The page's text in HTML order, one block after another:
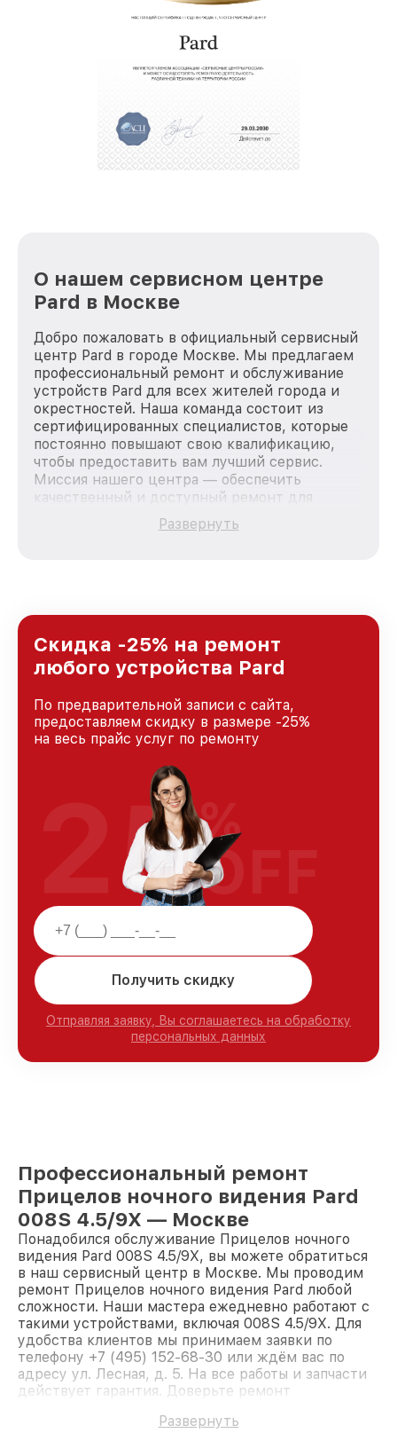
О нашем сервисном центре
Pard в Москве
Добро пожаловать в официальный сервисный
центр Pard в городе Москве. Мы предлагаем
профессиональный ремонт и обслуживание
устройств Pard для всех жителей города и
окрестностей. Наша команда состоит из
сертифицированных специалистов, которые
постоянно повышают свою квалификацию,
чтобы предоставить вам лучший сервис.
Миссия нашего центра — обеспечить
качественный и доступный ремонт для
каждого пользователя продукции Pard, вне
зависимости от сложности поломки. Мы
и лояльности наших клиентов.
Развернуть
Скидка -25% на ремонт
любого устройства Pard
По предварительной записи с сайта,
предоставляем скидку в размере -25%
на весь прайс услуг по ремонту
Получить скидку
Отправляя заявку, Вы соглашаетесь на обработку
персональных данных
25%
OFF
Профессиональный ремонт
Прицелов ночного видения Pard
008S 4.5/9X — Москве
Понадобился обслуживание Прицелов ночного
видения Pard 008S 4.5/9X, вы можете обратиться
в наш сервисный центр в Москве. Мы проводим
ремонт Прицелов ночного видения Pard любой
сложности. Наши мастера ежедневно работают с
такими устройствами, включая 008S 4.5/9X. Для
удобства клиентов мы принимаем заявки по
телефону +7 (495) 152-68-30 или ждём вас по
адресу ул. Лесная, д. 5. На все работы и запчасти
действует гарантия. Доверьте ремонт
Развернуть